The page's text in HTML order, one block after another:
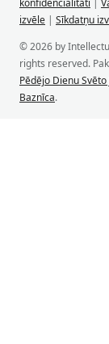
konfidencialitāti |
izvēle | Sīkdatņu
© 2026 by
rights reserved.
Pēdējo Dienu Svēto
Baznīca.